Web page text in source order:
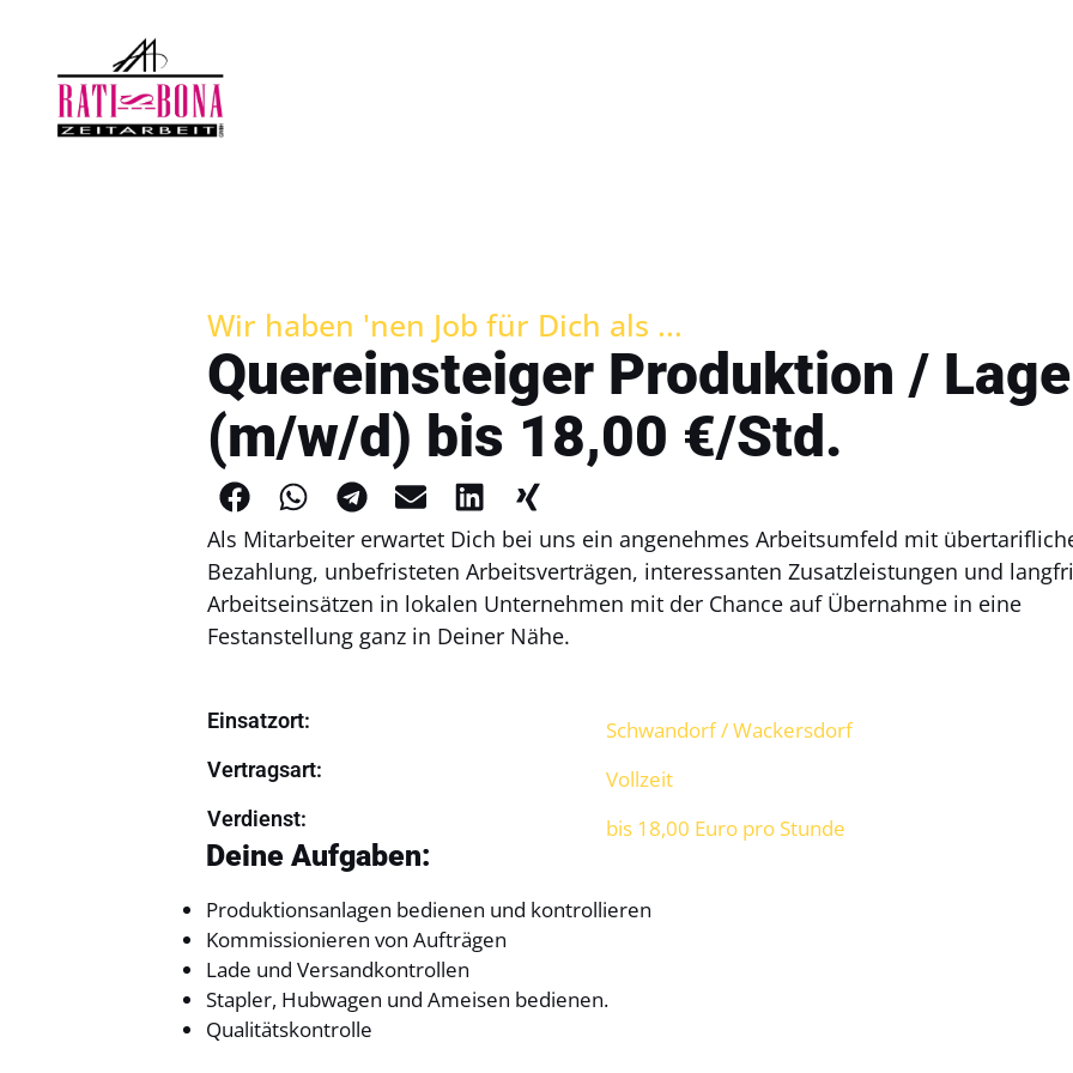
Wir haben 'nen Job für Dich als ...
Quereinsteiger Produktion /
(m/w/d) bis 18,00 €/Std.
Als Mitarbeiter erwartet Dich bei uns ein angenehmes Arbeitsumfeld mit
Bezahlung, unbefristeten Arbeitsverträgen, interessanten Zusatzleistungen und
Arbeitseinsätzen in lokalen Unternehmen mit der Chance auf Übernahme in eine
Festanstellung ganz in Deiner Nähe.
Einsatzort: Schwandorf / Wackersdorf
Vertragsart: Vollzeit
Verdienst: bis 18,00 Euro pro Stunde
Deine Aufgaben:
Produktionsanlagen bedienen und kontrollieren
Kommissionieren von Aufträgen
Lade und Versandkontrollen
Stapler, Hubwagen und Ameisen bedienen.
Qualitätskontrolle